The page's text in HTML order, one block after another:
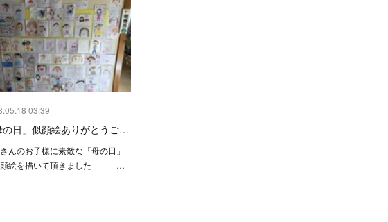
03:39
の日」似顔絵ありがとうご…
んのお子様に素敵な「母の日」
顔絵を描いて頂きました …